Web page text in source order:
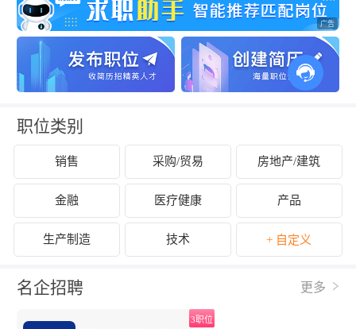
职位类别
销售 采购/贸易 房地产/建筑
金融 医疗健康 产品
生产制造 技术 + 自定义
名企招聘 更多
3职位